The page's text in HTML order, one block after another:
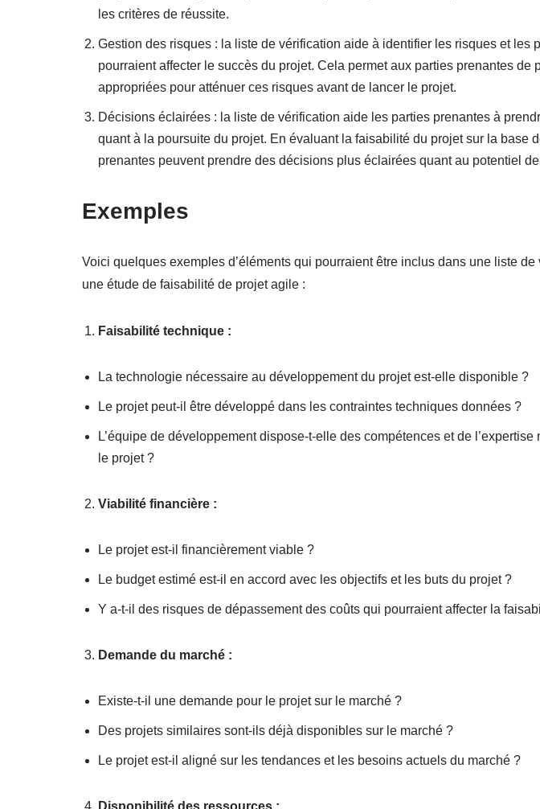
les critères de réussite.
Gestion des risques : la liste de vérification aide à identifier les risques et les
pourraient affecter le succès du projet. Cela permet aux parties prenantes de
appropriées pour atténuer ces risques avant de lancer le projet.
Décisions éclairées : la liste de vérification aide les parties prenantes à
quant à la poursuite du projet. En évaluant la faisabilité du projet sur la base
prenantes peuvent prendre des décisions plus éclairées quant au potentiel
Exemples
Voici quelques exemples d’éléments qui pourraient être inclus dans une liste
une étude de faisabilité de projet agile :
Faisabilité technique :
La technologie nécessaire au développement du projet est-elle disponible ?
Le projet peut-il être développé dans les contraintes techniques données ?
L’équipe de développement dispose-t-elle des compétences et de
le projet ?
Viabilité financière :
Le projet est-il financièrement viable ?
Le budget estimé est-il en accord avec les objectifs et les buts du projet ?
Y a-t-il des risques de dépassement des coûts qui pourraient affecter la
Demande du marché :
Existe-t-il une demande pour le projet sur le marché ?
Des projets similaires sont-ils déjà disponibles sur le marché ?
Le projet est-il aligné sur les tendances et les besoins actuels du marché ?
Disponibilité des ressources :